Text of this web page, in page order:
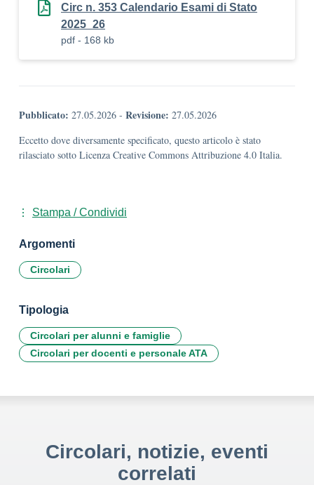
Circ n. 353 Calendario Esami di Stato
2025_26
pdf - 168 kb
Pubblicato: 27.05.2026 - Revisione: 27.05.2026
Eccetto dove diversamente specificato, questo articolo è stato
rilasciato sotto Licenza Creative Commons Attribuzione 4.0 Italia.
Stampa / Condividi
Argomenti
Circolari
Tipologia
Circolari per alunni e famiglie
Circolari per docenti e personale ATA
Circolari, notizie, eventi
correlati